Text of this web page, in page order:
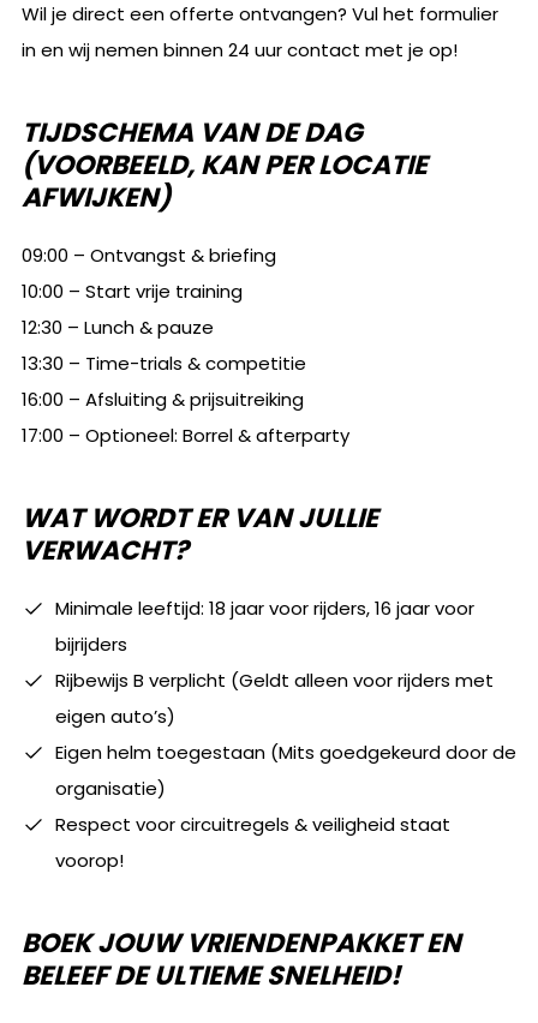
Wil je direct een offerte ontvangen? Vul het formulier
in en wij nemen binnen 24 uur contact met je op!
TIJDSCHEMA VAN DE DAG
(VOORBEELD, KAN PER LOCATIE
AFWIJKEN)
09:00 – Ontvangst & briefing
10:00 – Start vrije training
12:30 – Lunch & pauze
13:30 – Time-trials & competitie
16:00 – Afsluiting & prijsuitreiking
17:00 – Optioneel: Borrel & afterparty
WAT WORDT ER VAN JULLIE
VERWACHT?
Minimale leeftijd: 18 jaar voor rijders, 16 jaar voor
bijrijders
Rijbewijs B verplicht (Geldt alleen voor rijders met
eigen auto’s)
Eigen helm toegestaan (Mits goedgekeurd door de
organisatie)
Respect voor circuitregels & veiligheid staat
voorop!
BOEK JOUW VRIENDENPAKKET EN
BELEEF DE ULTIEME SNELHEID!